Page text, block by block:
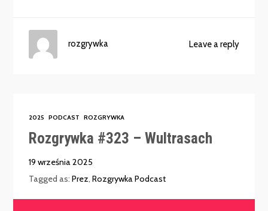
Leave a reply
rozgrywka
2025 PODCAST ROZGRYWKA
Rozgrywka #323 – Wultrasach
19 września 2025
Tagged as:Prez,Rozgrywka Podcast